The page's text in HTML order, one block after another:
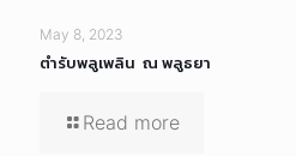
May 8, 2023
ตำรับพลูเพลิน ณ พลูธยา
Read more